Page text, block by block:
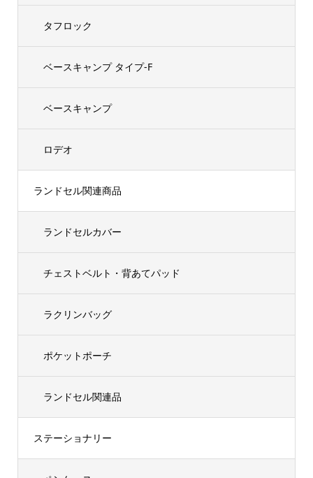
タフロック
ベースキャンプ タイプ-F
ベースキャンプ
ロデオ
ランドセル関連商品
ランドセルカバー
チェストベルト・背あてパッド
ラクリンバッグ
ポケットポーチ
ランドセル関連品
ステーショナリー